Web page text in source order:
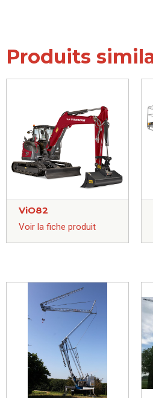
Produits
ViO82
Voir la fiche produit